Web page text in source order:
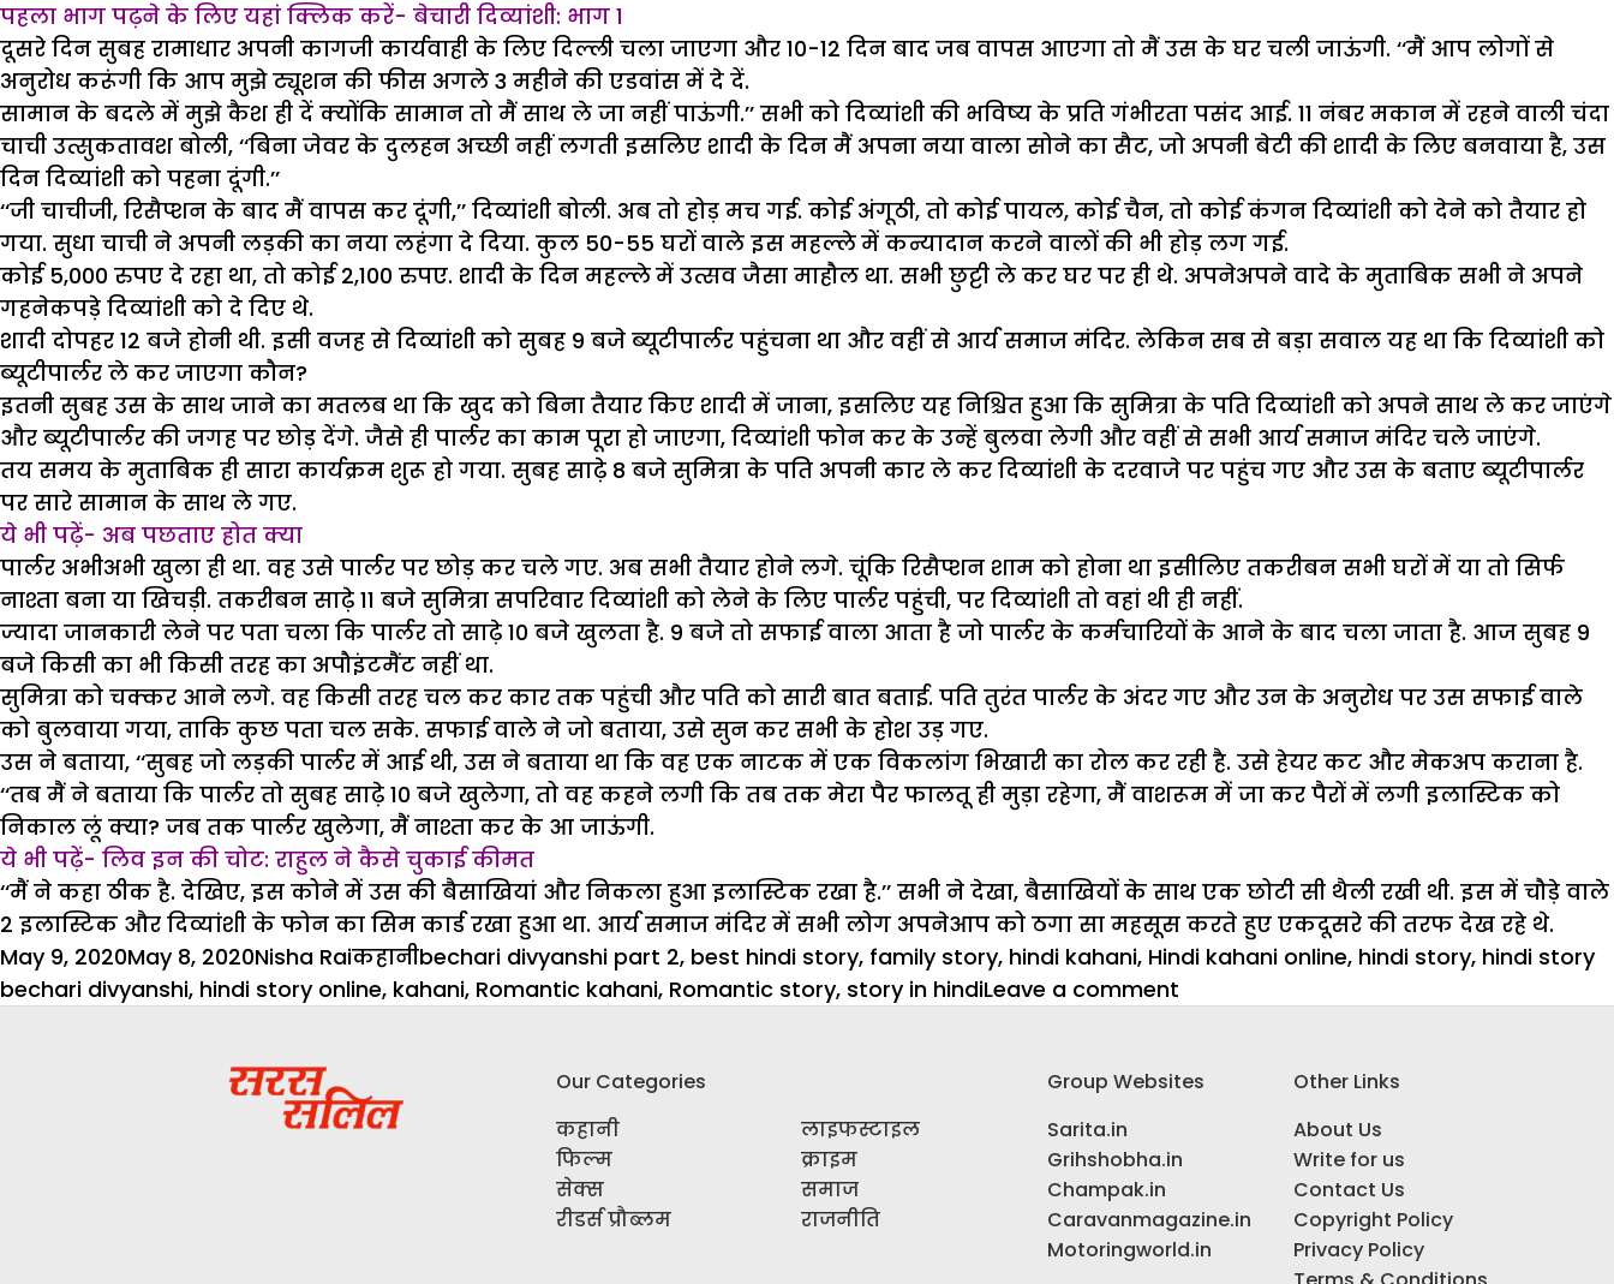
पहला भाग पढ़ने के लिए यहां क्लिक करें- बेचारी दिव्यांशी: भाग 1
दूसरे दिन सुबह रामाधार अपनी कागजी कार्यवाही के लिए दिल्ली चला जाएगा और 10-12 दिन बाद जब वापस आएगा तो मैं उस के घर चली जाऊंगी. ‘‘मैं आप लोगों से
अनुरोध करूंगी कि आप मुझे ट्यूशन की फीस अगले 3 महीने की एडवांस में दे दें.
सामान के बदले में मुझे कैश ही दें क्योंकि सामान तो मैं साथ ले जा नहीं पाऊंगी.’’ सभी को दिव्यांशी की भविष्य के प्रति गंभीरता पसंद आई. 11 नंबर मकान में रहने वाली चंदा
चाची उत्सुकतावश बोली, ‘‘बिना जेवर के दुलहन अच्छी नहीं लगती इसलिए शादी के दिन मैं अपना नया वाला सोने का सैट, जो अपनी बेटी की शादी के लिए बनवाया है, उस
दिन दिव्यांशी को पहना दूंगी.’’
‘‘जी चाचीजी, रिसैप्शन के बाद मैं वापस कर दूंगी,’’ दिव्यांशी बोली. अब तो होड़ मच गई. कोई अंगूठी, तो कोई पायल, कोई चैन, तो कोई कंगन दिव्यांशी को देने को तैयार हो
गया. सुधा चाची ने अपनी लड़की का नया लहंगा दे दिया. कुल 50-55 घरों वाले इस महल्ले में कन्यादान करने वालों की भी होड़ लग गई.
कोई 5,000 रुपए दे रहा था, तो कोई 2,100 रुपए. शादी के दिन महल्ले में उत्सव जैसा माहौल था. सभी छुट्टी ले कर घर पर ही थे. अपनेअपने वादे के मुताबिक सभी ने अपने
गहनेकपड़े दिव्यांशी को दे दिए थे.
शादी दोपहर 12 बजे होनी थी. इसी वजह से दिव्यांशी को सुबह 9 बजे ब्यूटीपार्लर पहुंचना था और वहीं से आर्य समाज मंदिर. लेकिन सब से बड़ा सवाल यह था कि दिव्यांशी को
ब्यूटीपार्लर ले कर जाएगा कौन?
इतनी सुबह उस के साथ जाने का मतलब था कि खुद को बिना तैयार किए शादी में जाना, इसलिए यह निश्चित हुआ कि सुमित्रा के पति दिव्यांशी को अपने साथ ले कर जाएंगे
और ब्यूटीपार्लर की जगह पर छोड़ देंगे. जैसे ही पार्लर का काम पूरा हो जाएगा, दिव्यांशी फोन कर के उन्हें बुलवा लेगी और वहीं से सभी आर्य समाज मंदिर चले जाएंगे.
तय समय के मुताबिक ही सारा कार्यक्रम शुरू हो गया. सुबह साढ़े 8 बजे सुमित्रा के पति अपनी कार ले कर दिव्यांशी के दरवाजे पर पहुंच गए और उस के बताए ब्यूटीपार्लर
पर सारे सामान के साथ ले गए.
ये भी पढ़ें- अब पछताए होत क्या
पार्लर अभीअभी खुला ही था. वह उसे पार्लर पर छोड़ कर चले गए. अब सभी तैयार होने लगे. चूंकि रिसैप्शन शाम को होना था इसीलिए तकरीबन सभी घरों में या तो सिर्फ
नाश्ता बना या खिचड़ी. तकरीबन साढ़े 11 बजे सुमित्रा सपरिवार दिव्यांशी को लेने के लिए पार्लर पहुंची, पर दिव्यांशी तो वहां थी ही नहीं.
ज्यादा जानकारी लेने पर पता चला कि पार्लर तो साढ़े 10 बजे खुलता है. 9 बजे तो सफाई वाला आता है जो पार्लर के कर्मचारियों के आने के बाद चला जाता है. आज सुबह 9
बजे किसी का भी किसी तरह का अपौइंटमैंट नहीं था.
सुमित्रा को चक्कर आने लगे. वह किसी तरह चल कर कार तक पहुंची और पति को सारी बात बताई. पति तुरंत पार्लर के अंदर गए और उन के अनुरोध पर उस सफाई वाले
को बुलवाया गया, ताकि कुछ पता चल सके. सफाई वाले ने जो बताया, उसे सुन कर सभी के होश उड़ गए.
उस ने बताया, ‘‘सुबह जो लड़की पार्लर में आई थी, उस ने बताया था कि वह एक नाटक में एक विकलांग भिखारी का रोल कर रही है. उसे हेयर कट और मेकअप कराना है.
‘‘तब मैं ने बताया कि पार्लर तो सुबह साढ़े 10 बजे खुलेगा, तो वह कहने लगी कि तब तक मेरा पैर फालतू ही मुड़ा रहेगा, मैं वाशरूम में जा कर पैरों में लगी इलास्टिक को
निकाल लूं क्या? जब तक पार्लर खुलेगा, मैं नाश्ता कर के आ जाऊंगी.
ये भी पढ़ें- लिव इन की चोट: राहुल ने कैसे चुकाई कीमत
‘‘मैं ने कहा ठीक है. देखिए, इस कोने में उस की बैसाखियां और निकला हुआ इलास्टिक रखा है.’’ सभी ने देखा, बैसाखियों के साथ एक छोटी सी थैली रखी थी. इस में चौड़े वाले
2 इलास्टिक और दिव्यांशी के फोन का सिम कार्ड रखा हुआ था. आर्य समाज मंदिर में सभी लोग अपनेआप को ठगा सा महसूस करते हुए एकदूसरे की तरफ देख रहे थे.
Posted
on
May 9, 2020May 8, 2020Author
Nisha RaiCategories
कहानीTags
bechari divyanshi part 2, best hindi story, family story, hindi kahani, Hindi kahani online, hindi story, hindi story
bechari divyanshi, hindi story online, kahani, Romantic kahani, Romantic story, story in hindiLeave a comment
भाग
Our Categories
कहानी
फिल्म
सेक्स
रीडर्स प्रौब्लम
लाइफस्टाइल
क्राइम
समाज
राजनीति
Group Websites
Sarita.in
Grihshobha.in
Champak.in
Caravanmagazine.in
Motoringworld.in
Other Links
About Us
Write for us
Contact Us
Copyright Policy
Privacy Policy